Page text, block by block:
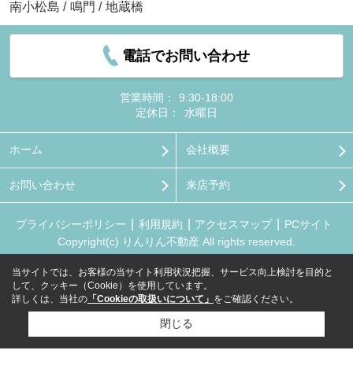
南小松島 / 鳴門 / 地蔵橋
電話でお問い合わせ
営業時間：
9:30-18:00
定休日：
水曜日
ホーム 会社概要
お問い合わせ 来店予約
プライバシーポリシー 利用規約 アクセスマップ
PCサイト
Copyright(c) りんりん不動産 All rights reserved.
当サイトでは、お客様の当サイト利用状況把握、サービス向上検討を目的と
して、クッキー（Cookie）を使用しています。
詳しくは、当社の 「Cookieの取扱いについて」 をご確認ください。
閉じる